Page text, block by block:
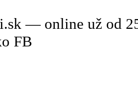
— online už od
FB